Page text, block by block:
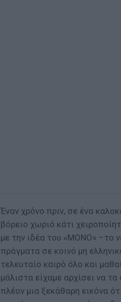
Έναν χρόνο πριν, σε ένα
βόρειο χωριό κάτι
με την ιδέα του «ΜΟΝΟ» –το
πράγματα σε κοινό μη
τελευταίο καιρό όλο και
μάλιστα είχαμε αρχίσει να
πλέον μια ξεκάθαρη εικόνα